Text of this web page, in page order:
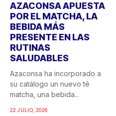
AZACONSA APUESTA
POR EL MATCHA, LA
BEBIDA MÁS
PRESENTE EN LAS
RUTINAS
SALUDABLES
Azaconsa ha incorporado a
su catálogo un nuevo té
matcha, una bebida...
22 JULIO, 2026